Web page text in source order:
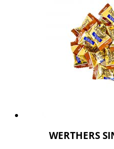
WERTHERS